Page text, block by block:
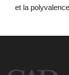
et la